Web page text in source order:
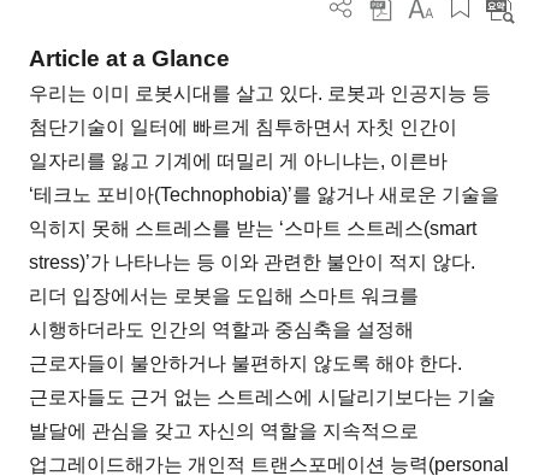
Article at a Glance
우리는 이미 로봇시대를 살고 있다. 로봇과 인공지능 등
첨단기술이 일터에 빠르게 침투하면서 자칫 인간이
일자리를 잃고 기계에 떠밀리 게 아니냐는, 이른바
‘테크노 포비아(Technophobia)’를 앓거나 새로운 기술을
익히지 못해 스트레스를 받는 ‘스마트 스트레스(smart
stress)’가 나타나는 등 이와 관련한 불안이 적지 않다.
리더 입장에서는 로봇을 도입해 스마트 워크를
시행하더라도 인간의 역할과 중심축을 설정해
근로자들이 불안하거나 불편하지 않도록 해야 한다.
근로자들도 근거 없는 스트레스에 시달리기보다는 기술
발달에 관심을 갖고 자신의 역할을 지속적으로
업그레이드해가는 개인적 트랜스포메이션 능력(personal